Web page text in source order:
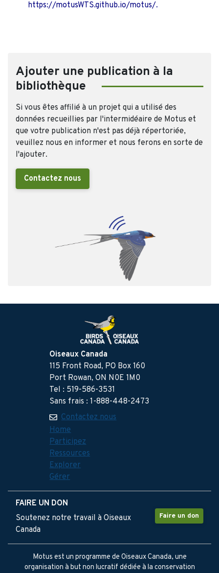
https://motusWTS.github.io/motus/.
Ajouter une publication à la
bibliothèque
Si vous êtes affilié à un projet qui a utilisé des
données recueillies par l'intermidéaire de Motus et
que votre publication n'est pas déjà répertoriée,
veuillez nous en informer et nous ferons en sorte de
l'ajouter.
Contactez nous
Oiseaux Canada
115 Front Road, PO Box 160
Port Rowan, ON N0E 1M0
Tel : 519-586-3531
Sans frais : 1-888-448-2473
Contactez nous
Home
Participez
Ressources
Explorer
Gérer
FAIRE UN DON
Faire un don
Soutenez notre travail à Oiseaux
Canada
Motus est un programme de Oiseaux Canada, une
organisation à but non lucratif dédiée à la conservation